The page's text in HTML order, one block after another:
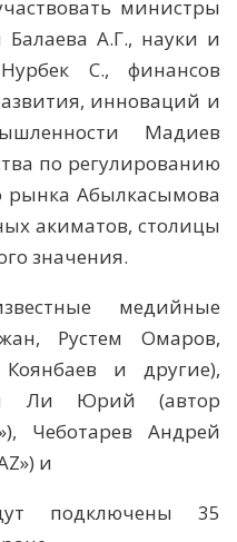
министры
А.Г., науки и
С., финансов
инноваций и
Мадиев
по регулированию
рынка Абылкасымова
акиматов, столицы
значения.
медийные
Рустем Омаров,
и другие),
Ли Юрий (автор
Чеботарев Андрей
и
подключены 35